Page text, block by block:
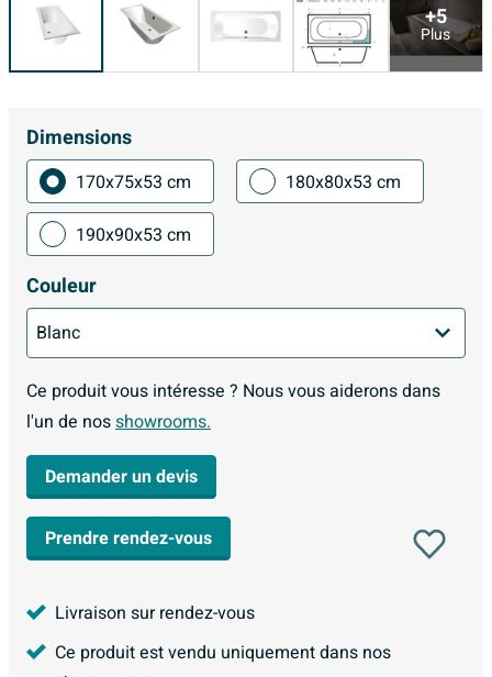
+5
Plus
Dimensions
170x75x53 cm
180x80x53 cm
190x90x53 cm
Couleur
Ce produit vous intéresse ? Nous vous aiderons dans
l'un de nosshowrooms.
Demander un devis
Prendre rendez-vous
Livraison sur rendez-vous
Ce produit est vendu uniquement dans nos